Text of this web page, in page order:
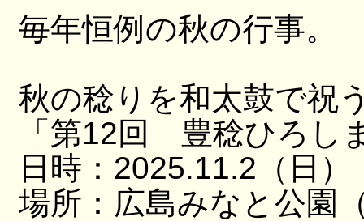
毎年恒例の秋の行事。
秋の稔りを和太鼓で祝
「第12回 豊稔ひろし
日時：2025.11.2（日
場所：広島みなと公園